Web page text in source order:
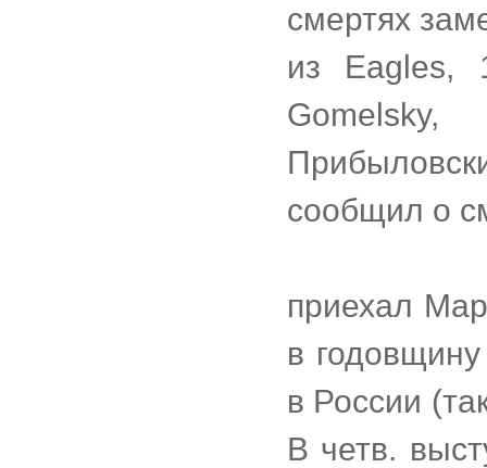
смертях
из Eagles,
сообщил о
приехал
в
в России
В четв.